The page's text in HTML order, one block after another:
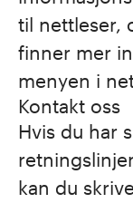
til nettleser,
finner mer
menyen i
Kontakt oss
Hvis du har
kan du